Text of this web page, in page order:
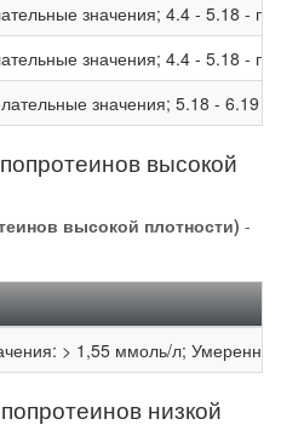
значения; 4.4 - 5.18 -
значения; 4.4 - 5.18 -
значения; 5.18 - 6.19 -
высокой
высокой плотности) -
> 1,55 ммоль/л; Умеренно
низкой